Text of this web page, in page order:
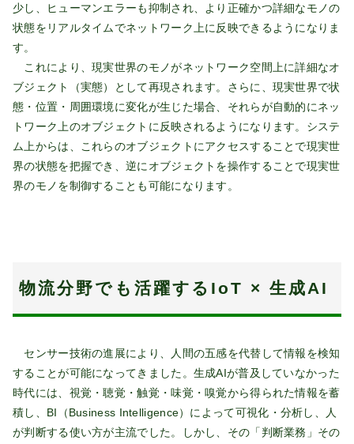
少し、ヒューマンエラーも抑制され、より正確かつ詳細なモノの
状態をリアルタイムでネットワーク上に反映できるようになりま
す。
これにより、現実世界のモノがネットワーク空間上に詳細なオ
ブジェクト（実態）として再現されます。さらに、現実世界で状
態・位置・周囲環境に変化が生じた場合、それらが自動的にネッ
トワーク上のオブジェクトに反映されるようになります。システ
ム上からは、これらのオブジェクトにアクセスすることで現実世
界の状態を把握でき、逆にオブジェクトを操作することで現実世
界のモノを制御することも可能になります。
物流分野でも活躍するIoT × 生成AI
センサー技術の進展により、人間の五感を代替して情報を検知
することが可能になってきました。生成AIが普及していなかった
時代には、視覚・聴覚・触覚・味覚・嗅覚から得られた情報を蓄
積し、BI（Business Intelligence）によって可視化・分析し、人
が判断する使い方が主流でした。しかし、その「判断業務」その